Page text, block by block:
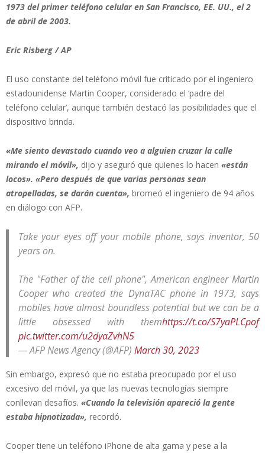
1973 del primer teléfono celular en San Francisco, EE. UU., el 2
de abril de 2003.
Eric Risberg / AP
El uso constante del teléfono móvil fue criticado por el ingeniero
estadounidense Martin Cooper, considerado el ‘padre del
teléfono celular’, aunque también destacó las posibilidades que el
dispositivo brinda.
«Me siento devastado cuando veo a alguien cruzar la calle
mirando el móvil», dijo y aseguró que quienes lo hacen «están
locos». «Pero después de que varias personas sean
atropelladas, se darán cuenta», bromeó el ingeniero de 94 años
en diálogo con AFP.
Take your eyes off your mobile phone, says inventor, 50
years on.
The "Father of the cell phone", American engineer Martin
Cooper who created the DynaTAC phone in 1973, says
mobiles have almost boundless potential but we can be a
little obsessed with themhttps://t.co/S7yaPLCpof
pic.twitter.com/u2dyaZvhN5
— AFP News Agency (@AFP) March 30, 2023
Sin embargo, expresó que no estaba preocupado por el uso
excesivo del móvil, ya que las nuevas tecnologías siempre
conllevan desafíos. «Cuando la televisión apareció la gente
estaba hipnotizada», recordó.
Cooper tiene un teléfono iPhone de alta gama y pese a la